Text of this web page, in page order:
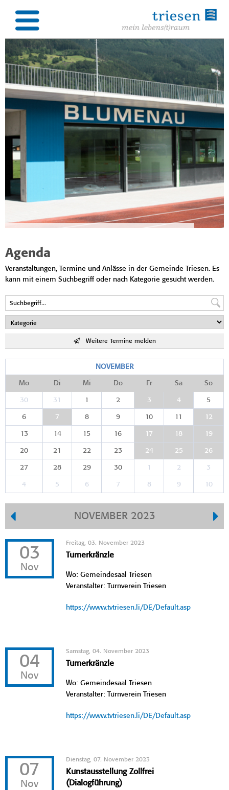
Agenda
Veranstaltungen, Termine und Anlässe in der Gemeinde Triesen. Es
kann mit einem Suchbegriff oder nach Kategorie gesucht werden.
Weitere Termine melden
NOVEMBER
Mo Di Mi Do Fr Sa So
30 31 1 2 3 4 5
6 7 8 9 10 11 12
13 14 15 16 17 18 19
20 21 22 23 24 25 26
27 28 29 30 1 2 3
4 5 6 7 8 9 10
NOVEMBER 2023
03
Nov
Freitag, 03. November 2023
Turnerkränzle
Wo: Gemeindesaal Triesen
Veranstalter: Turnverein Triesen
https://www.tvtriesen.li/DE/Default.asp
04
Nov
Samstag, 04. November 2023
Turnerkränzle
Wo: Gemeindesaal Triesen
Veranstalter: Turnverein Triesen
https://www.tvtriesen.li/DE/Default.asp
07
Nov
Dienstag, 07. November 2023
Kunstausstellung Zollfrei
(Dialogführung)